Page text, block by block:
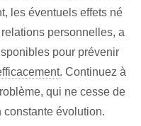
les éventuels effets né
personnelles, a
pour prévenir
. Continuez à
qui ne cesse de
constante évolution.